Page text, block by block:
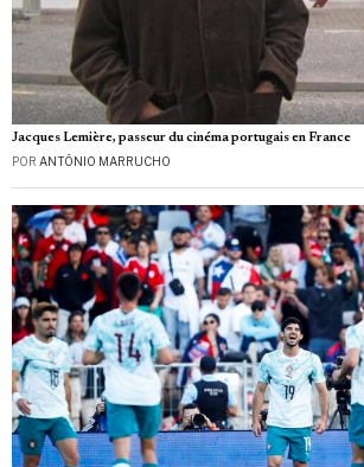
Jacques Lemière, passeur du cinéma portugais en France
POR ANTÓNIO MARRUCHO